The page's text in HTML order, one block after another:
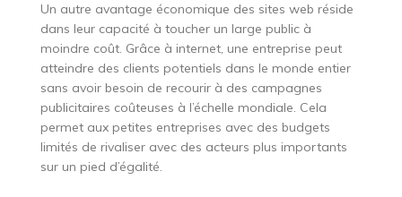
Un autre avantage économique des sites web réside
dans leur capacité à toucher un large public à
moindre coût. Grâce à internet, une entreprise peut
atteindre des clients potentiels dans le monde entier
sans avoir besoin de recourir à des campagnes
publicitaires coûteuses à l’échelle mondiale. Cela
permet aux petites entreprises avec des budgets
limités de rivaliser avec des acteurs plus importants
sur un pied d’égalité.